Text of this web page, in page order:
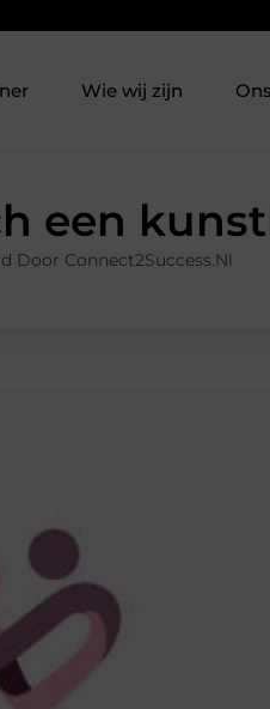
Wie wij zijn
een
Door Connect2Success.nl